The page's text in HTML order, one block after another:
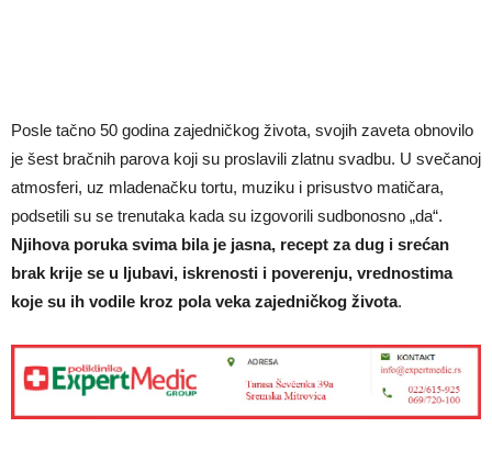
Posle tačno 50 godina zajedničkog života, svojih zaveta obnovilo
je šest bračnih parova koji su proslavili zlatnu svadbu. U svečanoj
atmosferi, uz mladenačku tortu, muziku i prisustvo matičara,
podsetili su se trenutaka kada su izgovorili sudbonosno „da“.
Njihova poruka svima bila je jasna, recept za dug i srećan
brak krije se u ljubavi, iskrenosti i poverenju, vrednostima
koje su ih vodile kroz pola veka zajedničkog života.